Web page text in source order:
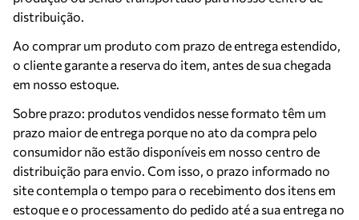
distribuição.
Ao comprar um produto com prazo de entrega estendido,
o cliente garante a reserva do item, antes de sua chegada
em nosso estoque.
Sobre prazo: produtos vendidos nesse formato têm um
prazo maior de entrega porque no ato da compra pelo
consumidor não estão disponíveis em nosso centro de
distribuição para envio. Com isso, o prazo informado no
site contempla o tempo para o recebimento dos itens em
estoque e o processamento do pedido até a sua entrega no